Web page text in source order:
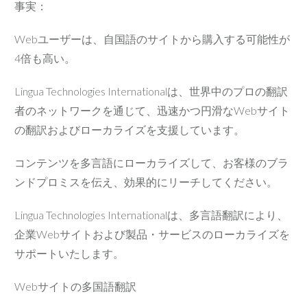
事実：
Webユーザーは、自国語のサイトから購入する可能性が
4倍も高い。
Lingua Technologies Internationalは、世界中のプロの翻訳
者のネットワークを通じて、迅速かつ円滑なWebサイト
の翻訳およびローカライズを支援しています。
コンテンツを多言語にローカライズして、お客様のブラ
ンドプロミスを伝え、効果的にリーチしてください。
Lingua Technologies Internationalは、多言語翻訳により、
企業Webサイトおよび製品・サービスのローカライズを
サポートいたします。
Webサイトの多国語翻訳